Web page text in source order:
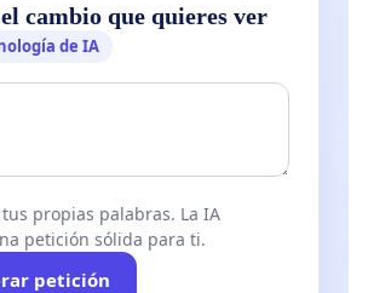
cambio que quieres ver
de IA
propias palabras. La IA
petición sólida para ti.
petición